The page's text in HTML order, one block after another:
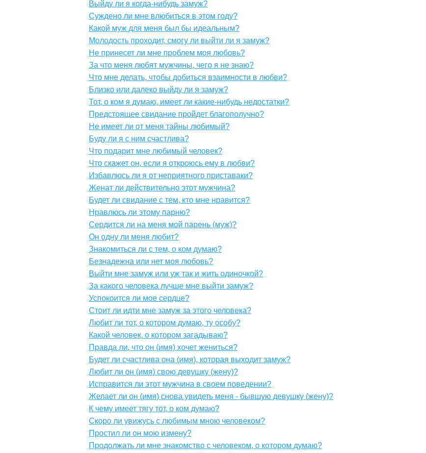
Выйду ли я когда-нибудь замуж?
Суждено ли мне влюбиться в этом году?
Какой муж для меня был бы идеальным?
Молодость проходит, смогу ли выйти ли я замуж?
Не принесет ли мне проблем моя любовь?
За что меня любят мужчины, чего я не знаю?
Что мне делать, чтобы добиться взаимности в любви?
Близко или далеко выйду ли я замуж?
Тот, о ком я думаю, имеет ли какие-нибудь недостатки?
Предстоящее свидание пройдет благополучно?
Не имеет ли от меня тайны любимый?
Буду ли я с ним счастлива?
Что подарит мне любимый человек?
Что скажет он, если я откроюсь ему в любви?
Избавлюсь ли я от неприятного приставаки?
Женат ли действительно этот мужчина?
Будет ли свидание с тем, кто мне нравится?
Нравлюсь ли этому парню?
Сердится ли на меня мой парень (муж)?
Он одну ли меня любит?
Знакомиться ли с тем, о ком думаю?
Безнадежна или нет моя любовь?
Выйти мне замуж или уж так и жить одиночкой?
За какого человека лучше мне выйти замуж?
Успокоится ли мое сердце?
Стоит ли идти мне замуж за этого человека?
Любит ли тот, о котором думаю, ту особу?
Какой человек, о котором загадываю?
Правда ли, что он (имя) хочет жениться?
Будет ли счастлива она (имя), которая выходит замуж?
Любит ли он (имя) свою девушку (жену)?
Исправится ли этот мужчина в своем поведении?
Желает ли он (имя) снова увидеть меня - бывшую девушку (жену)?
К чему имеет тягу тот, о ком думаю?
Скоро ли увижусь с любимым мною человеком?
Простил ли он мою измену?
Продолжать ли мне знакомство с человеком, о котором думаю?